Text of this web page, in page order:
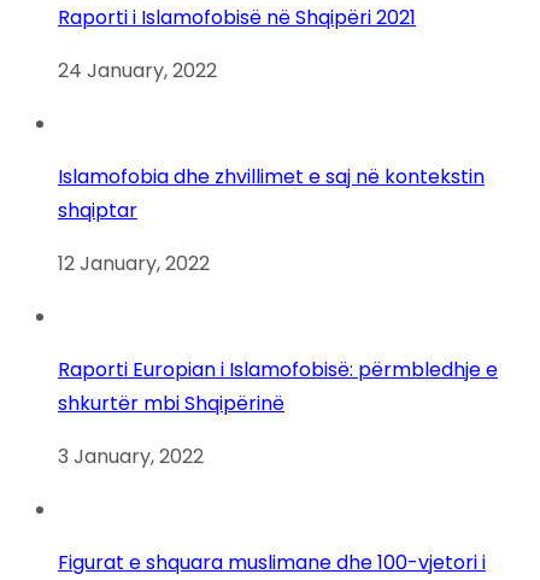
Raporti i Islamofobisë në Shqipëri 2021
24 January, 2022
Islamofobia dhe zhvillimet e saj në kontekstin
shqiptar
12 January, 2022
Raporti Europian i Islamofobisë: përmbledhje e
shkurtër mbi Shqipërinë
3 January, 2022
Figurat e shquara muslimane dhe 100-vjetori i